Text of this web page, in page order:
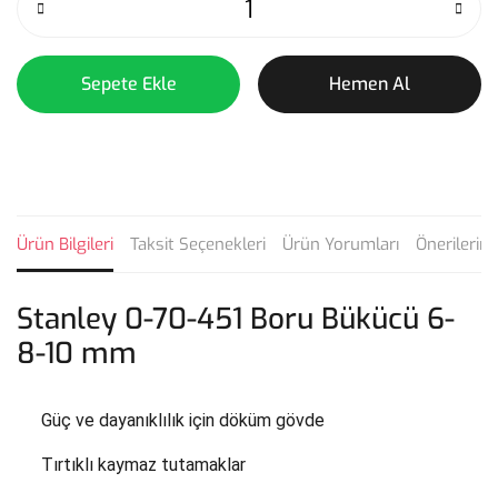
Sepete Ekle Hemen Al
Ürün Bilgileri Taksit Seçenekleri Ürün Yorumları
Stanley 0-70-451 Boru Bükücü 6-
8-10 mm
Güç ve dayanıklılık için döküm gövde
Tırtıklı kaymaz tutamaklar